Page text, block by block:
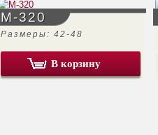
М-320
Размеры: 42-48
В корзину